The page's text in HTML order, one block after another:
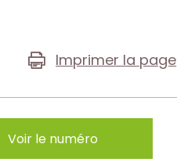
Imprimer la page
Voir le numéro